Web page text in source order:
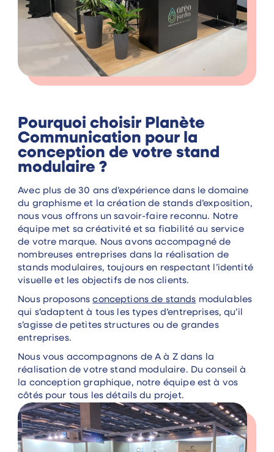
Pourquoi choisir Planète
Communication pour la
conception de votre stand
modulaire ?
Avec plus de 30 ans d’expérience dans le domaine
du graphisme et la création de stands d’exposition,
nous vous offrons un savoir-faire reconnu. Notre
équipe met sa créativité et sa fiabilité au service
de votre marque. Nous avons accompagné de
nombreuses entreprises dans la réalisation de
stands modulaires, toujours en respectant l’identité
visuelle et les objectifs de nos clients.
Nous proposonsconceptions de stands modulables
qui s’adaptent à tous les types d’entreprises, qu’il
s’agisse de petites structures ou de grandes
entreprises.
Nous vous accompagnons de A à Z dans la
réalisation de votre stand modulaire. Du conseil à
la conception graphique, notre équipe est à vos
côtés pour tous les détails du projet.